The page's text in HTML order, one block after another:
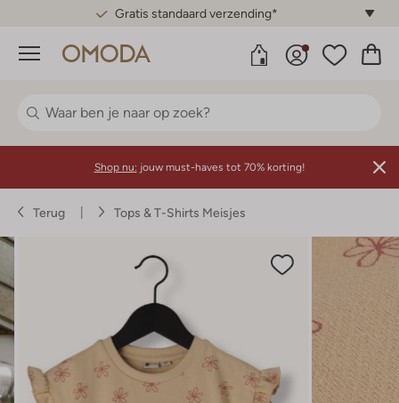
Gratis standaard verzending*
Menu
Shop nu: jouw must-haves tot 70% korting!
Terug Tops & T-Shirts Meisjes